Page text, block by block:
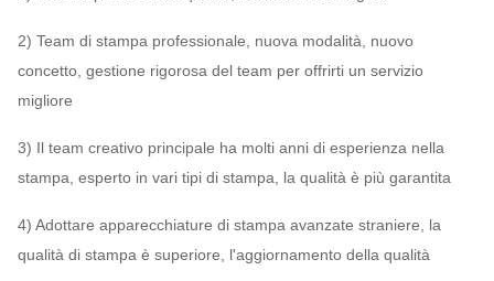
2) Team di stampa professionale, nuova modalità, nuovo
concetto, gestione rigorosa del team per offrirti un servizio
migliore
3) Il team creativo principale ha molti anni di esperienza nella
stampa, esperto in vari tipi di stampa, la qualità è più garantita
4) Adottare apparecchiature di stampa avanzate straniere, la
qualità di stampa è superiore, l'aggiornamento della qualità